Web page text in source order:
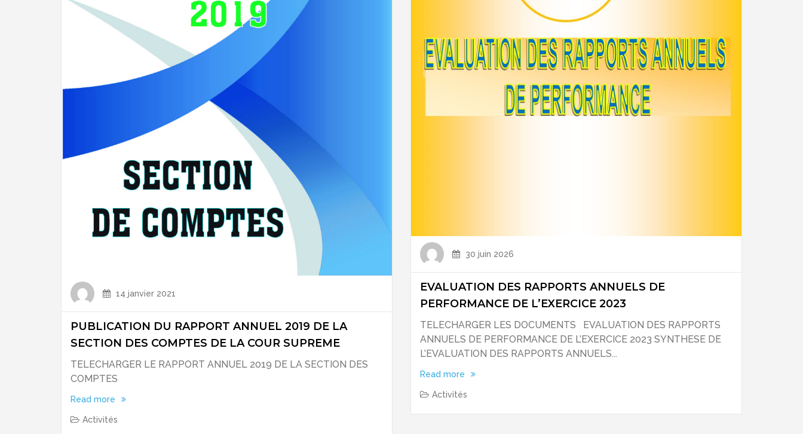
14 janvier 2021
PUBLICATION DU RAPPORT ANNUEL 2019 DE LA
SECTION DES COMPTES DE LA COUR SUPREME
TELECHARGER LE RAPPORT ANNUEL 2019 DE LA SECTION DES
COMPTES
Read more
Activités
30 juin 2026
EVALUATION DES RAPPORTS ANNUELS DE
PERFORMANCE DE L’EXERCICE 2023
TELECHARGER LES DOCUMENTS EVALUATION DES RAPPORTS
ANNUELS DE PERFORMANCE DE L’EXERCICE 2023 SYNTHESE DE
L’EVALUATION DES RAPPORTS ANNUELS...
Read more
Activités